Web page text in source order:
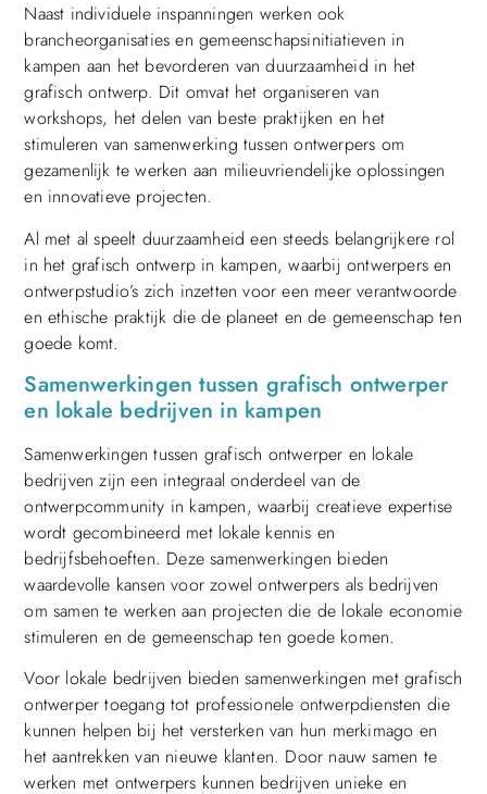
Naast individuele inspanningen werken ook
brancheorganisaties en gemeenschapsinitiatieven in
kampen aan het bevorderen van duurzaamheid in het
grafisch ontwerp. Dit omvat het organiseren van
workshops, het delen van beste praktijken en het
stimuleren van samenwerking tussen ontwerpers om
gezamenlijk te werken aan milieuvriendelijke oplossingen
en innovatieve projecten.
Al met al speelt duurzaamheid een steeds belangrijkere rol
in het grafisch ontwerp in kampen, waarbij ontwerpers en
ontwerpstudio’s zich inzetten voor een meer verantwoorde
en ethische praktijk die de planeet en de gemeenschap ten
goede komt.
Samenwerkingen tussen grafisch ontwerper
en lokale bedrijven in kampen
Samenwerkingen tussen grafisch ontwerper en lokale
bedrijven zijn een integraal onderdeel van de
ontwerpcommunity in kampen, waarbij creatieve expertise
wordt gecombineerd met lokale kennis en
bedrijfsbehoeften. Deze samenwerkingen bieden
waardevolle kansen voor zowel ontwerpers als bedrijven
om samen te werken aan projecten die de lokale economie
stimuleren en de gemeenschap ten goede komen.
Voor lokale bedrijven bieden samenwerkingen met grafisch
ontwerper toegang tot professionele ontwerpdiensten die
kunnen helpen bij het versterken van hun merkimago en
het aantrekken van nieuwe klanten. Door nauw samen te
werken met ontwerpers kunnen bedrijven unieke en